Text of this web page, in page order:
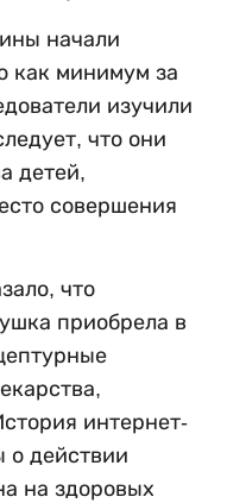
начали
как минимум за
изучили
что они
детей,
совершения
что
приобрела в
интернет-
о действии
на здоровых